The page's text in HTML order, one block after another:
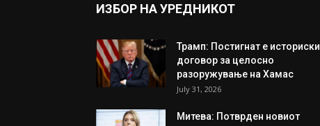
ИЗБОР НА УРЕДНИКОТ
Трамп: Постигнат е историски
договор за целосно
разоружување на Хамас
July 31, 2026
Митева: Потврден новиот